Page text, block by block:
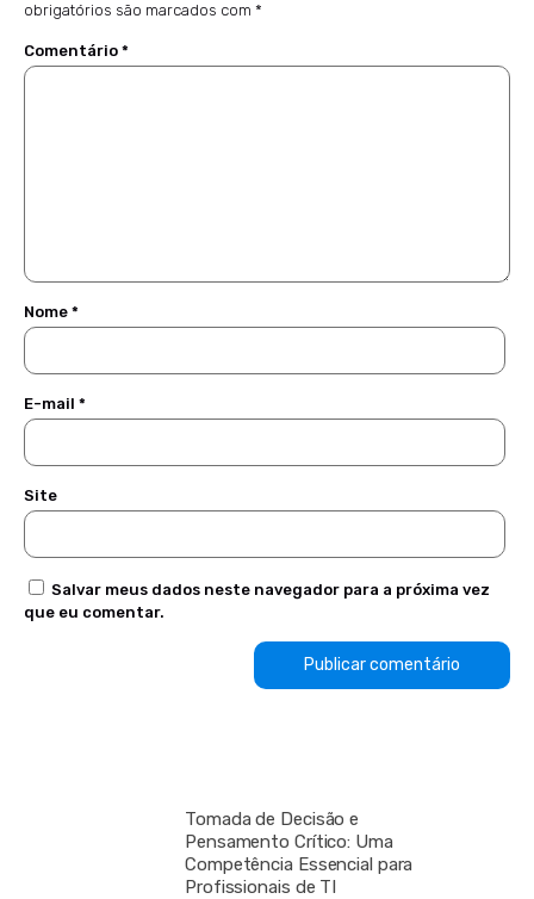
obrigatórios são marcados com *
Comentário *
Nome *
E-mail *
Site
Salvar meus dados neste navegador para a próxima vez
que eu comentar.
Tomada de Decisão e
Pensamento Crítico: Uma
Competência Essencial para
Profissionais de TI